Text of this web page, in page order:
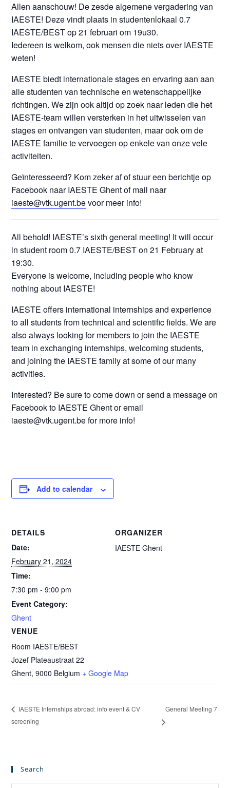
Allen aanschouw! De zesde algemene vergadering van
IAESTE! Deze vindt plaats in studentenlokaal 0.7
IAESTE/BEST op 21 februari om 19u30.
Iedereen is welkom, ook mensen die niets over IAESTE
weten!
IAESTE biedt internationale stages en ervaring aan aan
alle studenten van technische en wetenschappelijke
richtingen. We zijn ook altijd op zoek naar leden die het
IAESTE-team willen versterken in het uitwisselen van
stages en ontvangen van studenten, maar ook om de
IAESTE familie te vervoegen op enkele van onze vele
activiteiten.
Geïnteresseerd? Kom zeker af of stuur een berichtje op
Facebook naar IAESTE Ghent of mail naar
iaeste@vtk.ugent.bevoor meer info!
All behold! IAESTE’s sixth general meeting! It will occur
in student room 0.7 IAESTE/BEST on 21 February at
19:30.
Everyone is welcome, including people who know
nothing about IAESTE!
IAESTE offers international internships and experience
to all students from technical and scientific fields. We are
also always looking for members to join the IAESTE
team in exchanging internships, welcoming students,
and joining the IAESTE family at some of our many
activities.
Interested? Be sure to come down or send a message on
Facebook to IAESTE Ghent or email
iaeste@vtk.ugent.be for more info!
Add to calendar
DETAILS
Date:
February 21, 2024
Time:
7:30 pm - 9:00 pm
Event Category:
Ghent
VENUE
Room IAESTE/BEST
Jozef Plateaustraat 22
Ghent, 9000 Belgium + Google Map
ORGANIZER
IAESTE Ghent
IAESTE Internships abroad: info event & CV
screening
General Meeting 7
Search